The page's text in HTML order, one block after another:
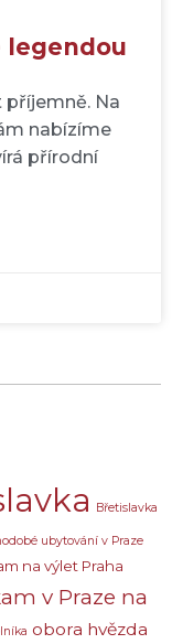
legendou
Na
nabízíme
přírodní
Břetislavka
ubytování v Praze
na výlet Praha
v Praze na
obora hvězda